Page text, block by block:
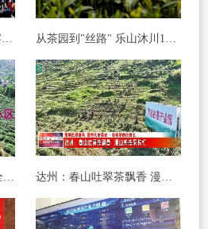
"紫"气东来！沐川紫茶盛宴即将启幕！